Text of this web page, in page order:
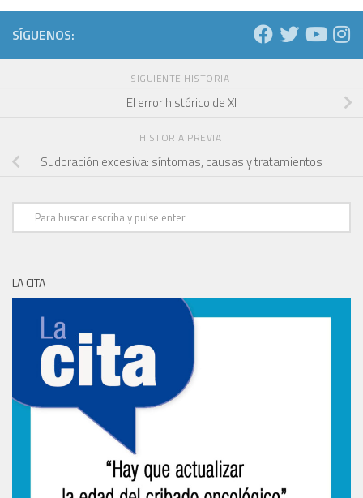
SÍGUENOS:
SIGUIENTE HISTORIA
El error histórico de XI
HISTORIA PREVIA
Sudoración excesiva: síntomas, causas y tratamientos
LA CITA